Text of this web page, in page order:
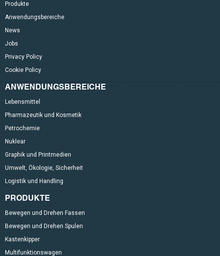
Produkte
Anwendungsbereiche
News
Jobs
Privacy Policy
Cookie Policy
ANWENDUNGSBEREICHE
Lebensmittel
Pharmazeutik und Kosmetik
Petrochemie
Nuklear
Graphik und Printmedien
Umwelt, Ökologie, Sicherheit
Logistik und Handling
PRODUKTE
Bewegen und Drehen Fassen
Bewegen und Drehen Spulen
Kastenkipper
Multifunktionswagen